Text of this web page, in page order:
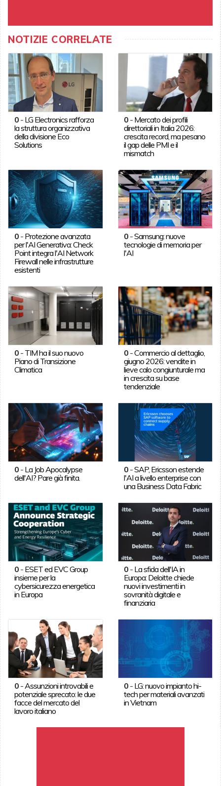
NOTIZIE CORRELATE
0- LG Electronics rafforza
la struttura organizzativa
della divisione Eco
Solutions
0 - Mercato dei profili
direttoriali in Italia 2026:
crescita record, ma pesano
il gap delle PMI e il
mismatch
0- Protezione avanzata
per l'AI Generativa: Check
Point integra l'AI Network
Firewall nelle infrastrutture
esistenti
0 -Samsung: nuove
tecnologie di memoria per
l'AI
0- TIM ha il suo nuovo
Piano di Transizione
Climatica
0 -Commercio al dettaglio,
giugno 2026: vendite in
lieve calo congiunturale ma
in crescita su base
tendenziale
0- La Job Apocalypse
dell'AI? Pare già finita.
0 -SAP, Ericsson estende
l'AI a livello enterprise con
una Business Data Fabric
0- ESET ed EVC Group
insieme per la
cybersicurezza energetica
in Europa
0 - La sfida dell'IA in
Europa: Deloitte chiede
nuovi investimenti in
sovranità digitale e
finanziaria
0- Assunzioni introvabili e
potenziale sprecato: le due
facce del mercato del
lavoro italiano
0 - LG: nuovo impianto hi-
tech per materiali avanzati
in Vietnam